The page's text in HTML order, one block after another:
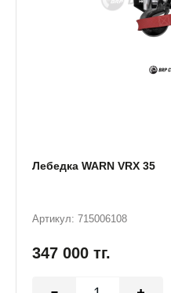
Лебедка WARN VRX 35
Артикул: 715006108
347 000 тг.